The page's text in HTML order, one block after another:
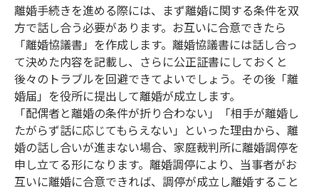
離婚手続きを進める際には、まず離婚に関する条件を双
方で話し合う必要があります。お互いに合意できたら
「離婚協議書」を作成します。離婚協議書には話し合っ
て決めた内容を記載し、さらに公正証書にしておくと
後々のトラブルを回避できてよいでしょう。その後「離
婚届」を役所に提出して離婚が成立します。
「配偶者と離婚の条件が折り合わない」「相手が離婚し
たがらず話に応じてもらえない」といった理由から、離
婚の話し合いが進まない場合、家庭裁判所に離婚調停を
申し立てる形になります。離婚調停により、当事者がお
互いに離婚に合意できれば、調停が成立し離婚すること